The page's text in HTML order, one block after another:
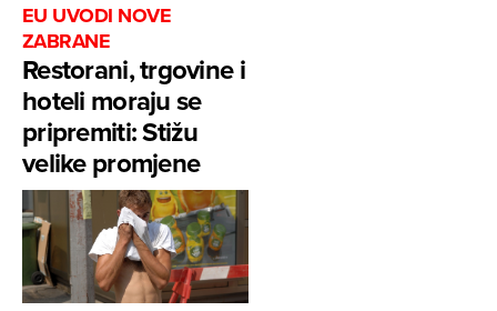
EU UVODI NOVE
ZABRANE
Restorani, trgovine i
hoteli moraju se
pripremiti: Stižu
velike promjene